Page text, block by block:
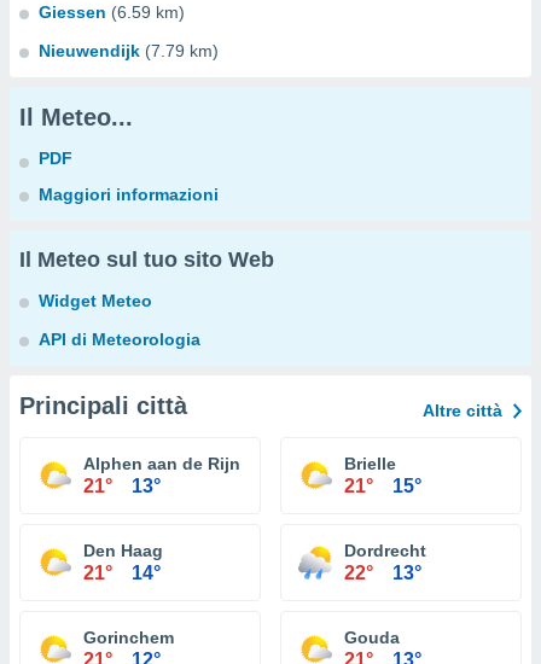
Giessen (6.59 km)
Nieuwendijk (7.79 km)
Il Meteo...
PDF
Maggiori informazioni
Il Meteo sul tuo sito Web
Widget Meteo
API di Meteorologia
Principali città Altre città
Alphen aan de Rijn
21° 13°
Brielle
21° 15°
Den Haag
21° 14°
Dordrecht
22° 13°
Gorinchem
21° 12°
Gouda
21° 13°